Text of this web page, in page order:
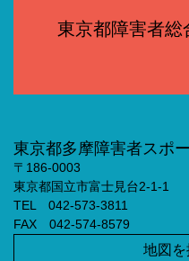
東京都障害者総
東京都多摩障害者スポ
〒186-0003
東京都国立市富士見台2-1-1
TEL 042-573-3811
FAX 042-574-8579
地図を